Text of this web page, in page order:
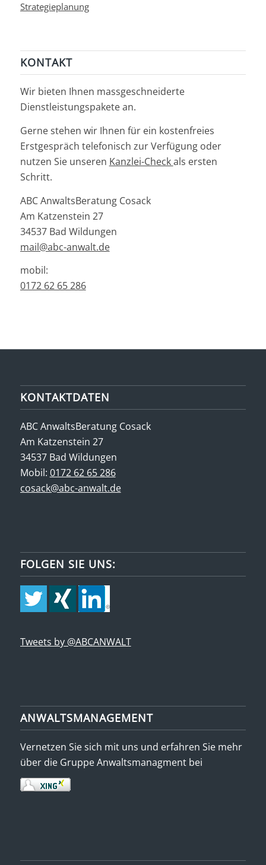
Strategieplanung
KONTAKT
Wir bieten Ihnen massgeschneiderte
Dienstleistungspakete an.
Gerne stehen wir Ihnen für ein kostenfreies
Erstgespräch telefonisch zur Verfügung oder
nutzen Sie unseren Kanzlei-Checkals ersten
Schritt.
ABC AnwaltsBeratung Cosack
Am Katzenstein 27
34537 Bad Wildungen
mail@abc-anwalt.de
mobil:
0172 62 65 286
KONTAKTDATEN
ABC AnwaltsBeratung Cosack
Am Katzenstein 27
34537 Bad Wildungen
Mobil: 0172 62 65 286
cosack@abc-anwalt.de
FOLGEN SIE UNS:
Tweets by @ABCANWALT
ANWALTSMANAGEMENT
Vernetzen Sie sich mit uns und erfahren Sie mehr
über die Gruppe Anwaltsmanagment bei